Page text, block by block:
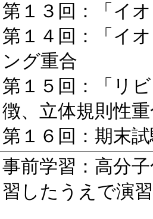
第１３回：「イ
第１４回：「イ
ング重合
第１５回：「リ
徴、立体規則性
第１６回：期末
事前学習：高分
習したうえで演